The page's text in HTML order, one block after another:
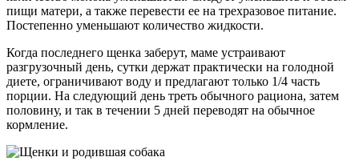
пищи матери, а также перевести ее на трехразовое питание.
Постепенно уменьшают количество жидкости.
Когда последнего щенка заберут, маме устраивают
разгрузочный день, сутки держат практически на голодной
диете, ограничивают воду и предлагают только 1/4 часть
порции. На следующий день треть обычного рациона, затем
половину, и так в течении 5 дней переводят на обычное
кормление.